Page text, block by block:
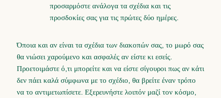
προσαρμόστε ανάλογα τα σχέδια και τις
προσδοκίες σας για τις πρώτες δύο ημέρες.
Όποια και αν είναι τα σχέδια των διακοπών σας, το μωρό σας
θα νιώσει χαρούμενο και ασφαλές αν είστε κι εσείς.
Προετοιμάστε ό,τι μπορείτε και να είστε σίγουροι πως αν κάτι
δεν πάει καλά σύμφωνα με το σχέδιο, θα βρείτε έναν τρόπο
να το αντιμετωπίσετε. Εξερευνήστε λοιπόν μαζί τον κόσμο,